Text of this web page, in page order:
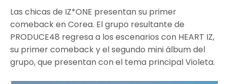
Las chicas de IZ*ONE presentan su primer
comeback en Corea. El grupo resultante de
PRODUCE48 regresa a los escenarios con HEART IZ,
su primer comeback y el segundo mini álbum del
grupo, que presentan con el tema principal Violeta.